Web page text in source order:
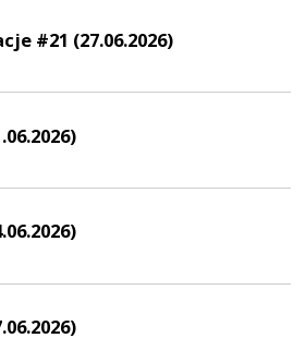
#21 (27.06.2026)